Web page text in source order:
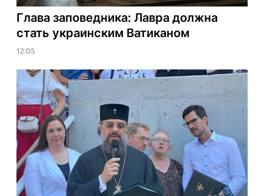
Глава заповедника: Лавра должна
стать украинским Ватиканом
12:05